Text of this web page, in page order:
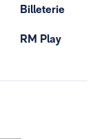
Billeterie
RM Play